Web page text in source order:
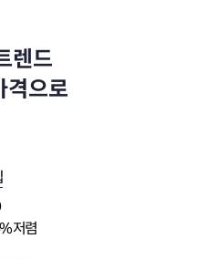
렌드
격으로
저렴